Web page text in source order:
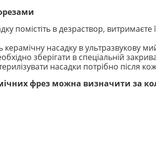
помістіть в дезраствор,
керамічну насадку в ультразвукову
зберігати в спеціальній
насадки потрібно після
фрез можна визначити за